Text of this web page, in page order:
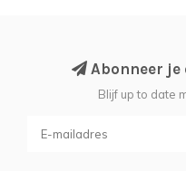
Abonneer je
Blijf up to date